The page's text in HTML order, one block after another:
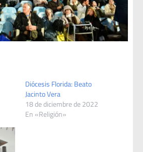
Diócesis Florida: Beato
Jacinto Vera
18 de diciembre de 2022
En «Religión»